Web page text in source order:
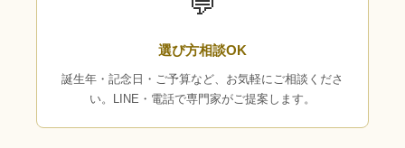
選び方相談OK
誕生年・記念日・ご予算など、お気軽にご相談くださ
い。LINE・電話で専門家がご提案します。